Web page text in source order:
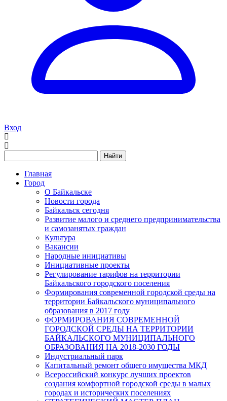
Вход
Найти
Главная
Город
О Байкальске
Новости города
Байкальск сегодня
Развитие малого и среднего предпринимательства
и самозанятых граждан
Культура
Вакансии
Народные инициативы
Инициативные проекты
Регулирование тарифов на территории
Байкальского городского поселения
Формирования современной городской среды на
территории Байкальского муниципального
образования в 2017 году
ФОРМИРОВАНИЯ СОВРЕМЕННОЙ
ГОРОДСКОЙ СРЕДЫ НА ТЕРРИТОРИИ
БАЙКАЛЬСКОГО МУНИЦИПАЛЬНОГО
ОБРАЗОВАНИЯ НА 2018-2030 ГОДЫ
Индустриальный парк
Капитальный ремонт общего имущества МКД
Всероссийский конкурс лучших проектов
создания комфортной городской среды в малых
городах и исторических поселениях